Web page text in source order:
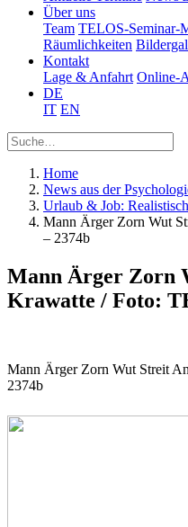
Über uns
Team TELOS-Seminar-
Räumlichkeiten
Kontakt
Lage & Anfahrt Online-
DE
IT EN
Home
News aus der
Urlaub & Job:
Mann Ärger Zorn Wut
– 2374b
Mann Ärger Zorn
Krawatte / Foto:
Mann Ärger Zorn Wut Streit
2374b